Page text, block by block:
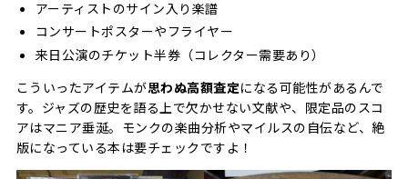
アーティストのサイン入り楽譜
コンサートポスターやフライヤー
来日公演のチケット半券（コレクター需要あり）
こういったアイテムが思わぬ高額査定になる可能性があるんで
す。ジャズの歴史を語る上で欠かせない文献や、限定品のスコ
アはマニア垂涎。モンクの楽曲分析やマイルスの自伝など、絶
版になっている本は要チェックですよ！